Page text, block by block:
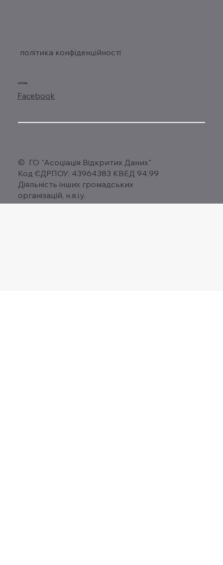
політика конфіденційності
SOCIAL
Facebook
© ГО "Асоціація Відкритих Даних"
Код ЄДРПОУ: 43964383 КВЕД 94.99
Діяльність інших громадських
організацій, н.в.і.у.